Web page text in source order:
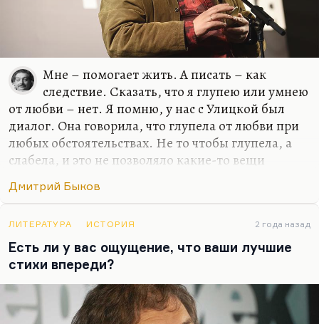
Мне – помогает жить. А писать – как
следствие. Сказать, что я глупею или умнею
от любви – нет. Я помню, у нас с Улицкой был
диалог. Она говорила, что глупела от любви при
любых обстоятельствах. Не то чтобы глупела, а
слабела, и это не позволяло какие-то вещи
все-таки этого нет, для меня любовь – это формат
какую-то общую черту у моих жен или тех
женщин, с которыми у меня были долгие и
счастливые отношения, – это были женщины, с
которыми мне нравилось разговаривать, в
которых я находил не эхо, а именно гениальный
ответ, додумывание такое.
Дмитрий Быков
ЛИТЕРАТУРА ИСТОРИЯ 2 года назад
Есть ли у вас ощущение, что ваши лучшие
стихи впереди?